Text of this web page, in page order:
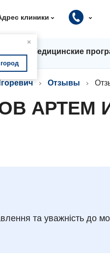
×
клиники
Медицинские
Отзывы
АРТЕМ
та уважність до